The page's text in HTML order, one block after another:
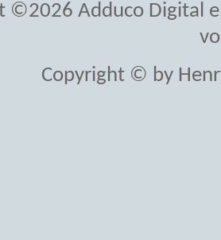
©2026 Adduco Digital
Copyright © by